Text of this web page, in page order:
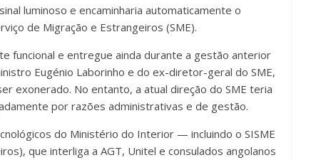
luminoso e encaminharia automaticamente o
de Migração e Estrangeiros (SME).
funcional e entregue ainda durante a gestão anterior
Eugénio Laborinho e do ex-diretor-geral do SME,
exonerado. No entanto, a atual direção do SME teria
por razões administrativas e de gestão.
do Ministério do Interior — incluindo o SISME
que interliga a AGT, Unitel e consulados angolanos